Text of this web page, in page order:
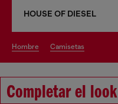
HOUSE OF DIESEL
hombre camisetas
Completar el look